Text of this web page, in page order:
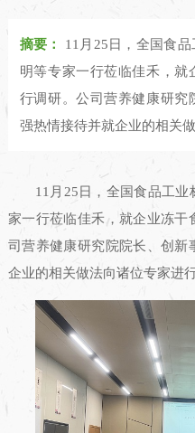
摘要：
11月25日，全国食
明等专家一行莅临佳禾，就
行调研。公司营养健康研究
强热情接待并就企业的相关
11月25日，全国食品工
家一行莅临佳禾，就企业冻干
司营养健康研究院院长、创新
企业的相关做法向诸位专家进行